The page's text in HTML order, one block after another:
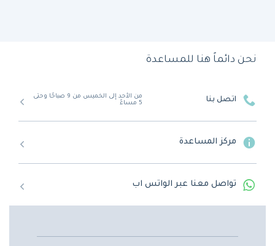
نحن دائماً هنا للمساعدة
اتصل بنا
من الأحد إلى الخميس من 9 صباحًا وحتى
5 مساءً
مركز المساعدة
تواصل معنا عبر الواتس اب